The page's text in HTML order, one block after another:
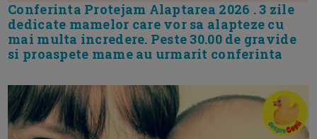
Conferinta Protejam Alaptarea 2026 . 3 zile
dedicate mamelor care vor sa alapteze cu
mai multa incredere. Peste 30.00 de gravide
si proaspete mame au urmarit conferinta